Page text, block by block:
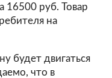
16500 руб. Товар
на
будет двигаться
что в